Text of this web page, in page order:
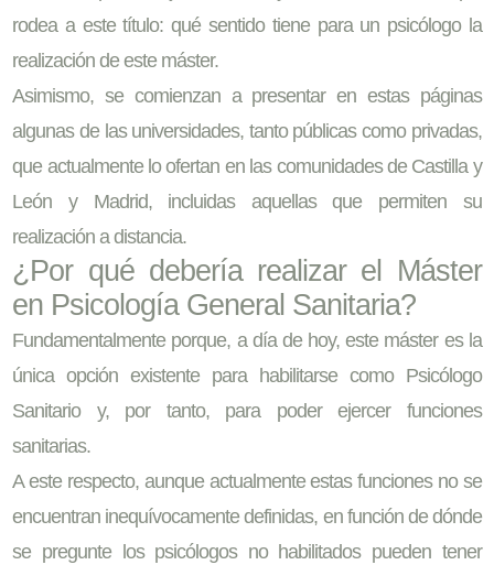
rodea a este título: qué sentido tiene para un psicólogo la
realización de este máster.
Asimismo, se comienzan a presentar en estas páginas
algunas de las universidades, tanto públicas como privadas,
que actualmente lo ofertan en las comunidades de Castilla y
León y Madrid, incluidas aquellas que permiten su
realización a distancia.
¿Por qué debería realizar el Máster
en Psicología General Sanitaria?
Fundamentalmente porque, a día de hoy, este máster es la
única opción existente para habilitarse como Psicólogo
Sanitario y, por tanto, para poder ejercer funciones
sanitarias.
A este respecto, aunque actualmente estas funciones no se
encuentran inequívocamente definidas, en función de dónde
se pregunte los psicólogos no habilitados pueden tener